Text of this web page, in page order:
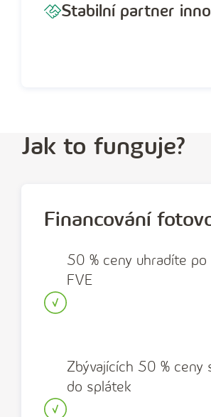
Stabilní partner
Jak to funguje?
Financování
50 % ceny uhradíte po
FVE
Zbývajících 50 % ceny
do splátek